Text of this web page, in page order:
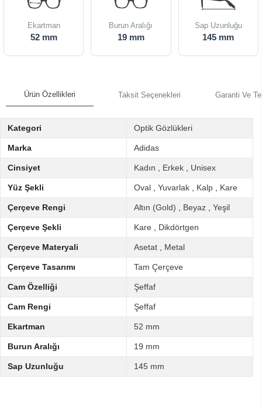
Ekartman
52 mm
Burun Aralığı
19 mm
Sap Uzunluğu
145 mm
Ürün Özellikleri Taksit Seçenekleri Garanti Ve
Kategori Optik Gözlükleri
Marka Adidas
Cinsiyet Kadın Erkek Unisex
Yüz Şekli Oval Yuvarlak Kalp Kare
Çerçeve Rengi Altın (Gold) Beyaz Yeşil
Çerçeve Şekli Kare Dikdörtgen
Çerçeve Materyali Asetat Metal
Çerçeve Tasarımı Tam Çerçeve
Cam Özelliği Şeffaf
Cam Rengi Şeffaf
Ekartman 52 mm
Burun Aralığı 19 mm
Sap Uzunluğu 145 mm